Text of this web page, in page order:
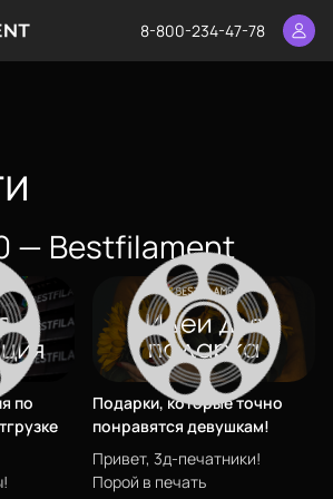
8-800-234-47-78
— Bestfilament
по
Подарки, которые точно
понравятся девушкам!
Привет, 3д-печатники!
Порой в печать